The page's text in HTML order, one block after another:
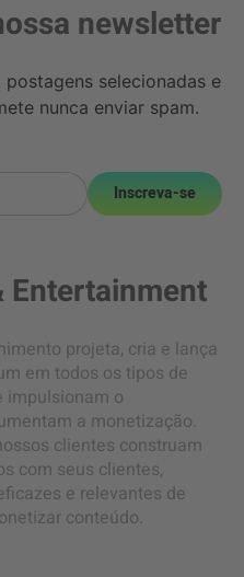
newsletter
selecionadas e
nunca enviar spam.
Inscreva-se
Entertainment
projeta, cria e lança
em todos os tipos de
impulsionam o
a monetização.
clientes construam
com seus clientes,
e relevantes de
conteúdo.